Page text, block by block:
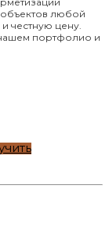
любой
честную цену.
портфолио и